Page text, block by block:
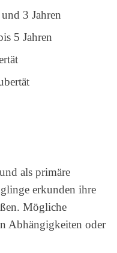
3 Jahren
5 Jahren
als primäre
erkunden ihre
Mögliche
Abhängigkeiten oder